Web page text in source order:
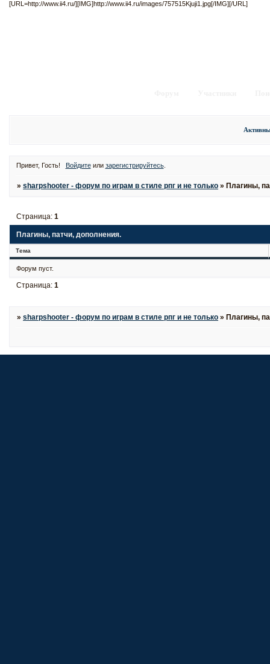
[URL=http://www.ii4.ru/][IMG]http://www.ii4.ru/images/757515Kjuji1.jpg[/IMG][/URL]
Привет, Гость! Войдитеили зарегистрируйтесь.
»sharpshooter - форум по играм в стиле рпг и не только »Плагины,
Плагины, патчи, дополнения.
Страница:1
Тема
Форум пуст.
Страница:1
»sharpshooter - форум по играм в стиле рпг и не только » Плагины,